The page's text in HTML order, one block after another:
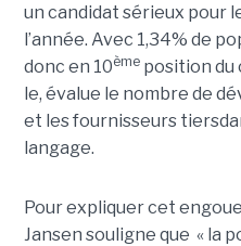
un candidat sérieux pour
l’année. Avec 1,34% de
donc en 10èmeposition du
le, évalue le nombre de
et les fournisseurs
langage.
Pour expliquer cet
Jansen souligne que « la